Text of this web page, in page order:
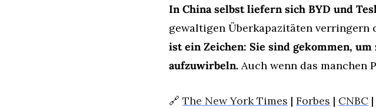
In China selbst liefern sich BYD und
gewaltigen Überkapazitäten verringern
ist ein Zeichen: Sie sind gekommen,
aufzuwirbeln. Auch wenn das manchen
🔗 The New York Times | Forbes | CNBC |